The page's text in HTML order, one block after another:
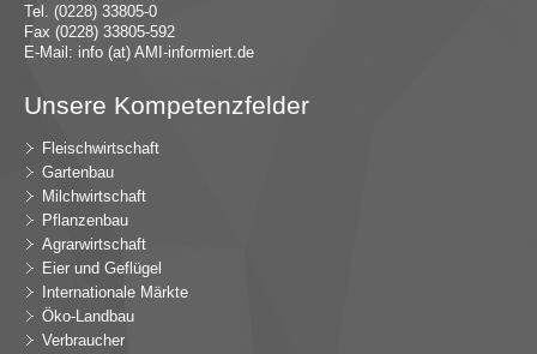
Tel. (0228) 33805-0
Fax (0228) 33805-592
E-Mail: info (at) AMI-informiert.de
Unsere Kompetenzfelder
Fleischwirtschaft
Gartenbau
Milchwirtschaft
Pflanzenbau
Agrarwirtschaft
Eier und Geflügel
Internationale Märkte
Öko-Landbau
Verbraucher